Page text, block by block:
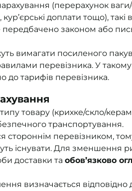
(перерахунок
доплати тощо), такі
законом або
вимагати посиленого
перевізника. У такому
до тарифів перевізника.
товару (крихке/скло/
транспортування.
стороннім перевізником,
існувати. Для зменшення
доставки та обов’язково
визначається